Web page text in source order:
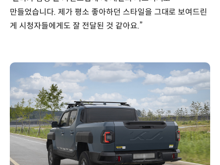
만들었습니다. 제가 평소 좋아하던 스타일을 그대로 보여드린
게 시청자들에게도 잘 전달된 것 같아요.”